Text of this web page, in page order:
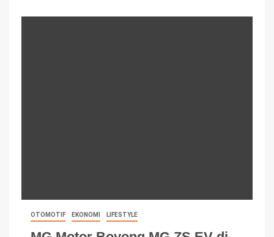
OTOMOTIF EKONOMI LIFESTYLE